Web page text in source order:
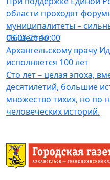
области проходят
муниципалитеты –
Общество
05.08.26 10:00
Архангельскому врачу
исполняется 100 лет
Сто лет – целая эпоха,
десятилетий, большие
множество тихих, но
человеческих историй.